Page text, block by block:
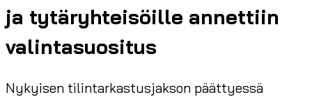
ja tytäryhteisöille annettiin
valintasuositus
Nykyisen tilintarkastusjakson päättyessä